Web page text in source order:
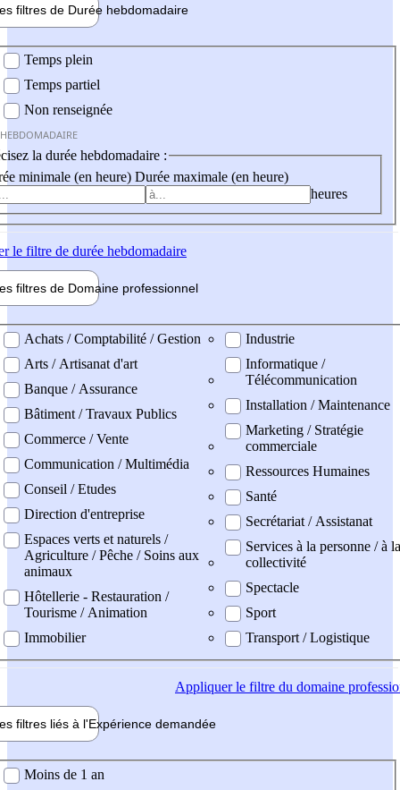
filtres de Durée hebdomadaire
Temps plein
Temps partiel
Non renseignée
la durée hebdomadaire :
minimale (en heure) Durée maximale (en heure)
heures
le filtre de durée hebdomadaire
filtres de Domaine professionnel
professionel
Achats / Comptabilité / Gestion
Arts / Artisanat d'art
Banque / Assurance
Bâtiment / Travaux Publics
Commerce / Vente
Communication / Multimédia
Conseil / Etudes
Direction d'entreprise
Espaces verts et naturels /
Agriculture / Pêche / Soins aux
animaux
Hôtellerie - Restauration /
Tourisme / Animation
Immobilier
Industrie
Informatique /
Télécommunication
Installation / Maintenance
Marketing / Stratégie
commerciale
Ressources Humaines
Santé
Secrétariat / Assistanat
Services à la personne / à la
collectivité
Spectacle
Sport
Transport / Logistique
Appliquerle filtre du domaine
filtres liés à l'Expérience demandée
demandée
Moins de 1 an